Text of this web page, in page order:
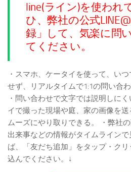
line(ライン)を使われ
ひ、弊社の公式
録」して、気楽に問
てください。
・スマホ、ケータイを使って、い
せず、リアルタイムで1:1の問い合
・問い合わせで文字では説明しに
イで撮った現場や庭、家の画像を
ムーズにやり取りできる。
・弊社
出来事などの情報がタイムラインで
ば、「友だち追加」をタップ・ク
込んでください。↓